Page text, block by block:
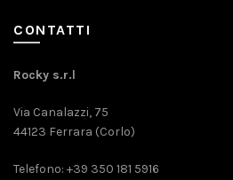
CONTATTI
Rocky s.r.l
Via Canalazzi, 75
44123 Ferrara (Corlo)
Telefono: +39 350 181 5916